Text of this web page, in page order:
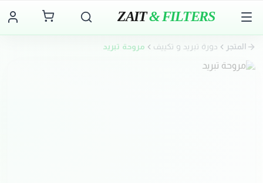
ZAIT& FILTERS
المتجر دورة تبريد و تكييف مروحة تبريد